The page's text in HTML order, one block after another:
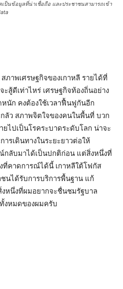
ป็นข้อมูลที่น่าเชื่อถือ และประชาชนสามารถเข้า
ภาพเศรษฐกิจของเกาหลี รายได้ที่
ะสู้ดีเท่าไหร่ เศรษฐกิจท้องถิ่นอย่าง
นัก คงต้องใช้เวลาฟื้นฟูกันอีก
กลัว สภาพจิตใจของคนในพื้นที่ บวก
ไปเป็นโรคระบาดระดับโลก น่าจะ
ารเดินทางในระยะยาวต่อให้
กลับมาได้เป็นปกติก่อน แต่สิ่งหนึ่งที่
ที่คาดการณ์ได้นี้ เกาหลีใต้โฟกัส
นได้รับการบริการพื้นฐาน แก้
หนึ่งที่ผมอยากจะชื่นชมรัฐบาล
งหมดของผมครับ